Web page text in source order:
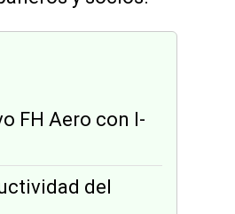
FH Aero con I-
del